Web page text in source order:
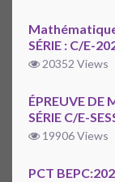
SÉRIE : C/E-
20352 Views
ÉPREUVE DE
SÉRIE C/E-
19906 Views
PCT